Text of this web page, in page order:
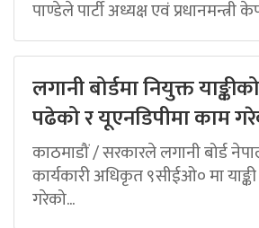
पाण्डेले पार्टी अध्यक्ष एवं प्रधानमन्त्री
लगानी बोर्डमा नियुक्त
पढेको र यूएनडिपीमा काम
काठमाडौं / सरकारले लगानी बोर्ड
कार्यकारी अधिकृत ९सीईओ० मा
गरेको...